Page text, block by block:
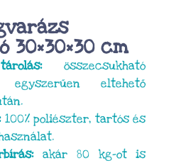
30×30×30 cm
összecsukható
egyszerűen eltehető
100% poliészter, tartós és
akár 80 kg-ot is